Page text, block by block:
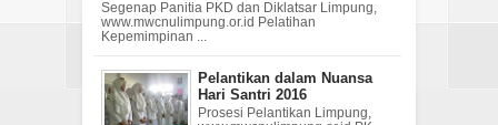
Segenap Panitia PKD dan Diklatsar Limpung,
www.mwcnulimpung.or.id Pelatihan
Kepemimpinan ...
Pelantikan dalam Nuansa
Hari Santri 2016
Prosesi Pelantikan Limpung,